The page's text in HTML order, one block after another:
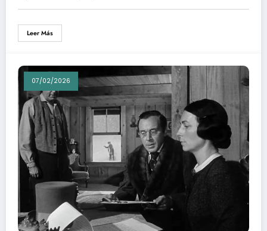
Leer Más
07/02/2026